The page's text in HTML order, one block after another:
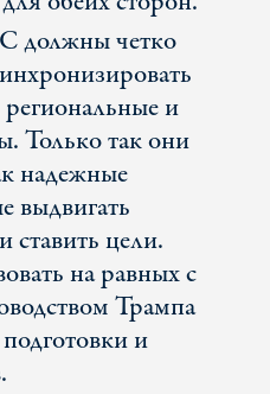
должны четко
и
Только так они
надежные
выдвигать
ставить цели.
на равных с
Трампа
и